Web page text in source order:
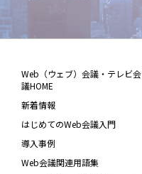
Web（ウェブ）会議・テレビ会
議HOME
新着情報
はじめてのWeb会議入門
導入事例
Web会議関連用語集